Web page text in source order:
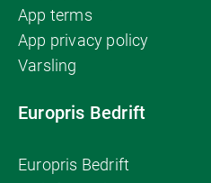
App terms
App privacy policy
Varsling
Europris Bedrift
Europris Bedrift